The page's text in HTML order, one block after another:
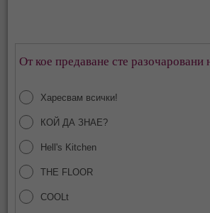
От кое предаване сте разочаровани
Харесвам всички!
КОЙ ДА ЗНАЕ?
Hell's Kitchen
THE FLOOR
COOLt